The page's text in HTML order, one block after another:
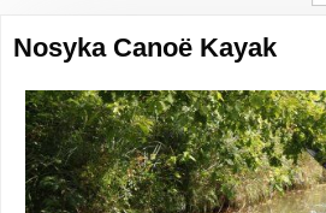
Nosyka Canoë Kayak